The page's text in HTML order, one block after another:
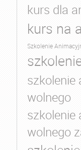
kurs dla
kurs na
Szkolenie
szkolenie
wolnego
szkolenie
wolnego